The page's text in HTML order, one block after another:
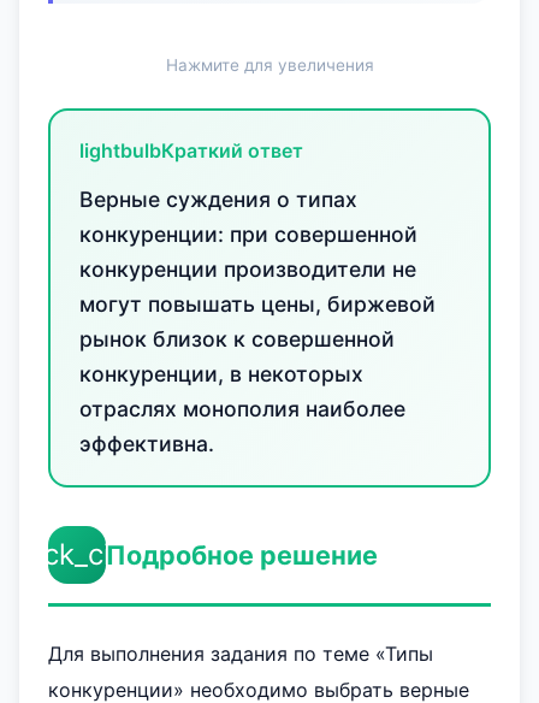
Нажмите для увеличения
lightbulbКраткий ответ
Верные суждения о типах
конкуренции: при совершенной
конкуренции производители не
могут повышать цены, биржевой
рынок близок к совершенной
конкуренции, в некоторых
отраслях монополия наиболее
эффективна.
Подробное решение
Для выполнения задания по теме «Типы
конкуренции» необходимо выбрать верные